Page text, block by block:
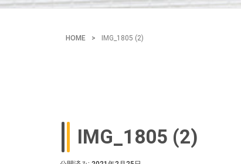
HOME > IMG_1805 (2)
IMG_1805 (2)